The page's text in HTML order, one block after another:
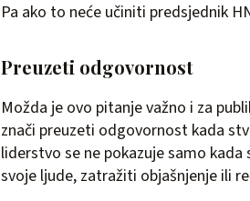
Pa ako to neće učiniti predsjednik
Preuzeti odgovornost
Možda je ovo pitanje važno i za
znači preuzeti odgovornost kada
liderstvo se ne pokazuje samo
svoje ljude, zatražiti objašnjenje ili